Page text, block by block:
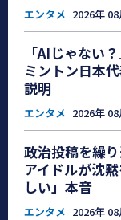
エンタメ 2026年
「AIじゃない
ミントン日本
説明
エンタメ 2026年
政治投稿を繰
アイドルが沈
しい」本音
エンタメ 2026年